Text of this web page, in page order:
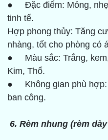
● Đặc điểm: Mỏng,
tinh tế.
Hợp phong thủy: Tăng
nhàng, tốt cho phòng có
● Màu sắc: Trắng,
Kim, Thổ.
● Không gian phù hợp:
ban công.
6. Rèm nhung (rèm